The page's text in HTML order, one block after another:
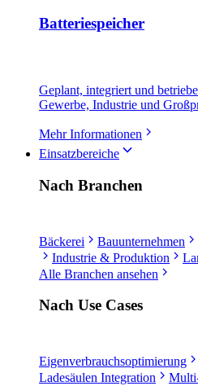
Batteriespeicher
Geplant, integriert und
Gewerbe, Industrie und
Mehr Informationen
Einsatzbereiche
Nach Branchen
Bäckerei Bauunternehmen
Industrie & Produktion
Alle Branchen ansehen
Nach Use Cases
Eigenverbrauchsoptimierung
Ladesäulen Integration